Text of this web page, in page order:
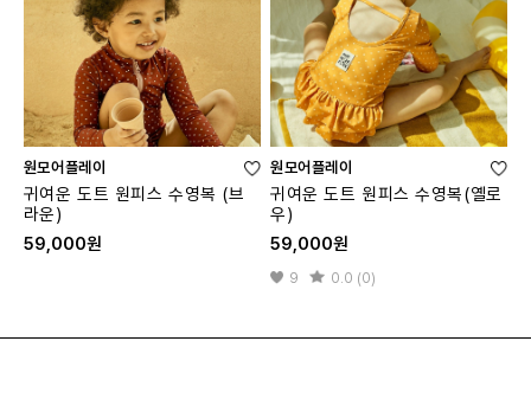
원모어플레이
귀여운 도트 원피스 수영복 (브
라운)
59,000원
원모어플레이
귀여운 도트 원피스 수영복(옐로
우)
59,000원
9 0.0 (0)